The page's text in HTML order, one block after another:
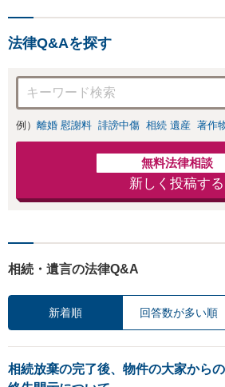
法律Q&Aを探す
例） 離婚 慰謝料 誹謗中傷 相続 遺産 著作
無料法律相談
新しく投稿する
相続・遺言の法律Q&A
新着順 回答数が多い順
相続放棄の完了後、物件の大家から